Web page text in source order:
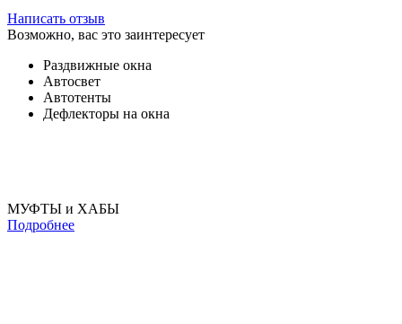
Написать отзыв
Возможно, вас это заинтересует
Раздвижные окна
Автосвет
Автотенты
Дефлекторы на окна
МУФТЫ и ХАБЫ
Подробнее